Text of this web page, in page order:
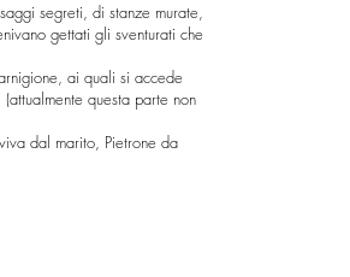
segreti, di stanze murate,
gettati gli sventurati che
ai quali si accede
questa parte non
dal marito, Pietrone da